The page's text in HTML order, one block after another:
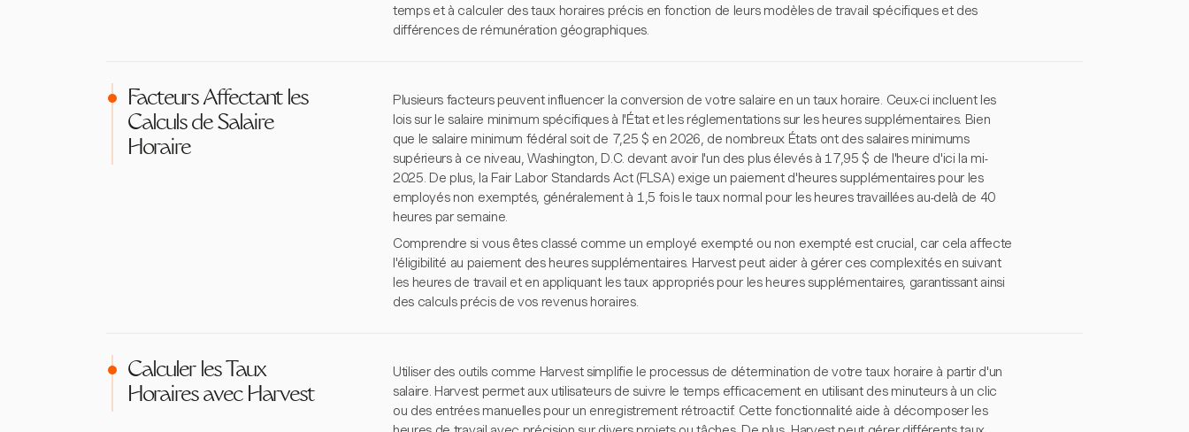
temps et à calculer des taux horaires précis en fonction de leurs modèles de travail spécifiques et des
différences de rémunération géographiques.
Facteurs Affectant les
Calculs de Salaire
Horaire
Plusieurs facteurs peuvent influencer la conversion de votre salaire en un taux horaire. Ceux-ci incluent les
lois sur le salaire minimum spécifiques à l'État et les réglementations sur les heures supplémentaires. Bien
que le salaire minimum fédéral soit de 7,25 $ en 2026, de nombreux États ont des salaires minimums
supérieurs à ce niveau, Washington, D.C. devant avoir l'un des plus élevés à 17,95 $ de l'heure d'ici la mi-
2025. De plus, la Fair Labor Standards Act (FLSA) exige un paiement d'heures supplémentaires pour les
employés non exemptés, généralement à 1,5 fois le taux normal pour les heures travaillées au-delà de 40
heures par semaine.
Comprendre si vous êtes classé comme un employé exempté ou non exempté est crucial, car cela affecte
l'éligibilité au paiement des heures supplémentaires. Harvest peut aider à gérer ces complexités en suivant
les heures de travail et en appliquant les taux appropriés pour les heures supplémentaires, garantissant ainsi
des calculs précis de vos revenus horaires.
Calculer les Taux
Horaires avec Harvest
Utiliser des outils comme Harvest simplifie le processus de détermination de votre taux horaire à partir d'un
salaire. Harvest permet aux utilisateurs de suivre le temps efficacement en utilisant des minuteurs à un clic
ou des entrées manuelles pour un enregistrement rétroactif. Cette fonctionnalité aide à décomposer les